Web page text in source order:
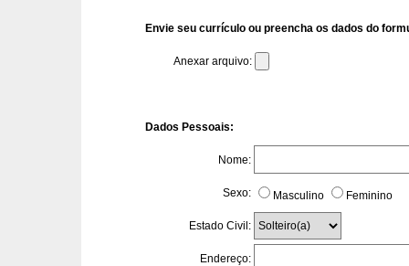
Envie seu currículo ou preencha os dados do
Anexar arquivo:
Dados Pessoais:
Nome:
Sexo: Masculino Feminino
Estado Civil:
Endereço: